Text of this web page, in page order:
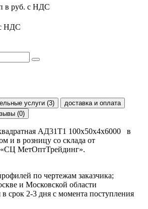
в руб. с НДС
НДС
услуги (3)
доставка и оплата
(0)
АД31Т1 100х50х4х6000 в
и в розницу со склада от
МетОптТрейдинг».
по чертежам заказчика;
и Московской области
в срок 2-3 дня с момента поступления